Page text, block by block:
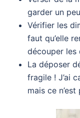
garder un
Vérifier les
faut qu’elle
découper les
La déposer
fragile ! J’ai
mais ce